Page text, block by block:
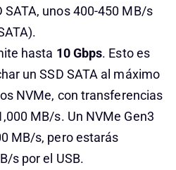
SATA, unos 400-450 MB/s
hasta 10 Gbps. Esto es
un SSD SATA al máximo
NVMe, con transferencias
MB/s. Un NVMe Gen3
MB/s, pero estarás
s por el USB.